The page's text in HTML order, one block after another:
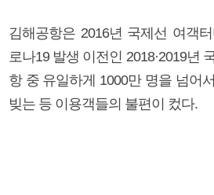
김해공항은 2016년 국제선 여객
로나19 발생 이전인 2018·2019년
항 중 유일하게 1000만 명을 넘어
빚는 등 이용객들의 불편이 컸다.